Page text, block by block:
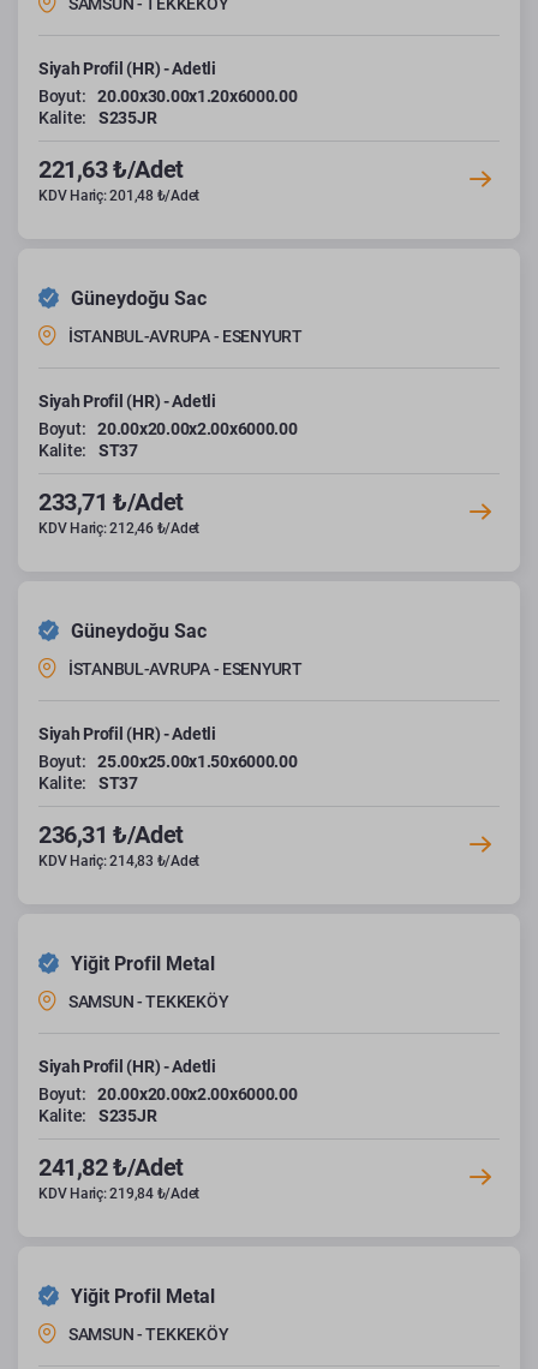
Siyah Profil (HR) - Adetli
Boyut:
20.00x30.00x1.20x6000.00
Kalite:
S235JR
221,63 ₺/Adet
KDV Hariç: 201,48 ₺/Adet
Güneydoğu Sac
İSTANBUL-AVRUPA - ESENYURT
Siyah Profil (HR) - Adetli
Boyut:
20.00x20.00x2.00x6000.00
Kalite:
ST37
233,71 ₺/Adet
KDV Hariç: 212,46 ₺/Adet
Güneydoğu Sac
İSTANBUL-AVRUPA - ESENYURT
Siyah Profil (HR) - Adetli
Boyut:
25.00x25.00x1.50x6000.00
Kalite:
ST37
236,31 ₺/Adet
KDV Hariç: 214,83 ₺/Adet
Yiğit Profil Metal
SAMSUN - TEKKEKÖY
Siyah Profil (HR) - Adetli
Boyut:
20.00x20.00x2.00x6000.00
Kalite:
S235JR
241,82 ₺/Adet
KDV Hariç: 219,84 ₺/Adet
Yiğit Profil Metal
SAMSUN - TEKKEKÖY